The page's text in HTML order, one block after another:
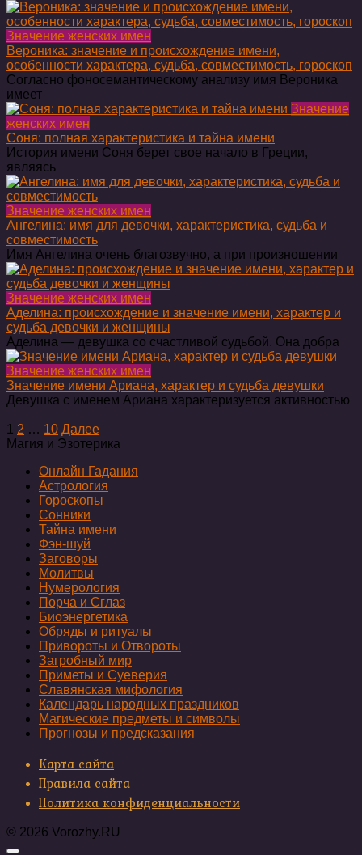
Значение женских имен
Вероника: значение и происхождение имени,
особенности характера, судьба, совместимость, гороскоп
Согласно фоносемантическому анализу имя Вероника
имеет
Значение
женских имен
Соня: полная характеристика и тайна имени
История имени Соня берет свое начало в Греции,
являясь
Значение женских имен
Ангелина: имя для девочки, характеристика, судьба и
совместимость
Имя Ангелина очень благозвучно, а при произношении
Значение женских имен
Аделина: происхождение и значение имени, характер и
судьба девочки и женщины
Аделина — девушка со счастливой судьбой. Она добра
Значение женских имен
Значение имени Ариана, характер и судьба девушки
Девушка с именем Ариана характеризуется активностью
Пагинация
записей
1 2 … 10 Далее
Магия и Эзотерика
Онлайн Гадания
Астрология
Гороскопы
Сонники
Тайна имени
Фэн-шуй
Заговоры
Молитвы
Нумерология
Порча и Сглаз
Биоэнергетика
Обряды и ритуалы
Привороты и Отвороты
Загробный мир
Приметы и Суеверия
Славянская мифология
Календарь народных праздников
Магические предметы и символы
Прогнозы и предсказания
Карта сайта
Правила сайта
Политика конфиденциальности
© 2026 Vorozhy.RU